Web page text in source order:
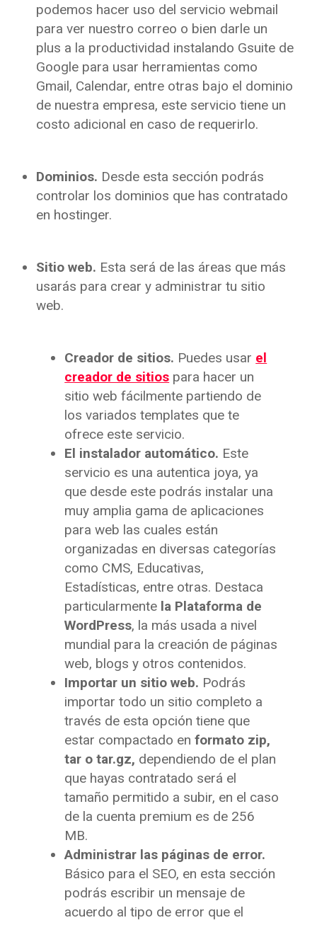
podemos hacer uso del servicio webmail
para ver nuestro correo o bien darle un
plus a la productividad instalando Gsuite de
Google para usar herramientas como
Gmail, Calendar, entre otras bajo el dominio
de nuestra empresa, este servicio tiene un
costo adicional en caso de requerirlo.
Dominios. Desde esta sección podrás
controlar los dominios que has contratado
en hostinger.
Sitio web. Esta será de las áreas que más
usarás para crear y administrar tu sitio
web.
Creador de sitios. Puedes usar el
creador de sitios para hacer un
sitio web fácilmente partiendo de
los variados templates que te
ofrece este servicio.
El instalador automático. Este
servicio es una autentica joya, ya
que desde este podrás instalar una
muy amplia gama de aplicaciones
para web las cuales están
organizadas en diversas categorías
como CMS, Educativas,
Estadísticas, entre otras. Destaca
particularmente la Plataforma de
WordPress, la más usada a nivel
mundial para la creación de páginas
web, blogs y otros contenidos.
Importar un sitio web. Podrás
importar todo un sitio completo a
través de esta opción tiene que
estar compactado enformato zip,
tar o tar.gz, dependiendo de el plan
que hayas contratado será el
tamaño permitido a subir, en el caso
de la cuenta premium es de 256
MB.
Administrar las páginas de error.
Básico para el SEO, en esta sección
podrás escribir un mensaje de
acuerdo al tipo de error que el